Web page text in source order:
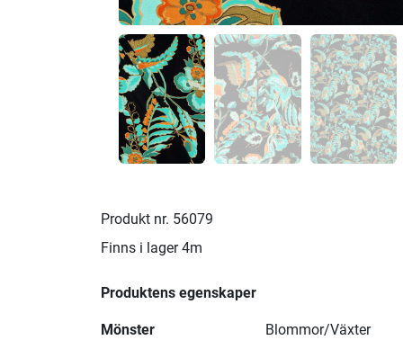
Produkt nr. 56079
Finns i lager 4m
Produktens egenskaper
Mönster
Blommor/Växter